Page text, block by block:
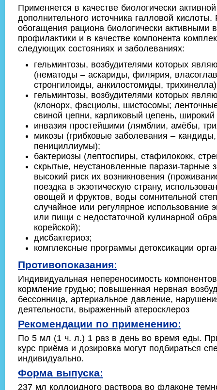
Применяется в качестве биологически
дополнительного источника галловой
обогащения рациона биологически активными
профилактики и в качестве компонента
следующих состояниях и заболеваниях:
гельминтозы, возбудителями которых
(нематоды – аскариды, филярия,
стронгилоиды, анкилостомиды,
гельминтозы, возбудителями которых
(клонорх, фасциолы, шистосомы;
свиной цепни, карликовый цепень, широкий
инвазия простейшими (лямблии, амёбы,
микозы (грибковые заболевания – кандиды,
пенициллиумы);
бактериозы (лептоспиры, стафилококк,
скрытые, неустановленные парази-тарные
высокий риск их возникновения
поездка в экзотическую страну,
овощей и фруктов, воды сомнительной
случайное или регулярное использование
или пищи с недостаточной кулинарной
корейской);
дисбактериоз;
комплексные программы детоксикации
Противопоказания:
Индивидуальная непереносимость
кормление грудью; повышенная нервная
бессонница, артериальное давление,
деятельности, выраженный атеросклероз
Рекомендации по применению:
По 5 мл (1 ч. л.) 1 раз в день во время еды.
курс приёма и дозировка могут подбираться
индивидуально.
Форма выпуска:
237 мл коллоидного раствора во флаконе